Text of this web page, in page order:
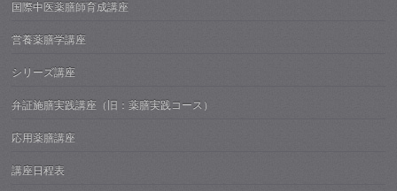
国際中医薬膳師育成講座
営養薬膳学講座
シリーズ講座
弁証施膳実践講座（旧：薬膳実践コース）
応用薬膳講座
講座日程表